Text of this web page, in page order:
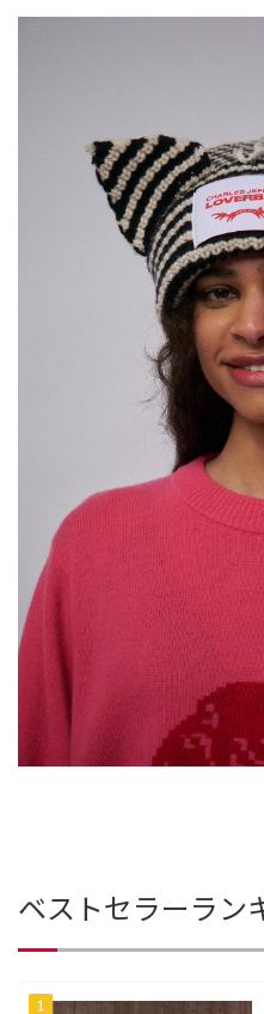
ベストセラーラン